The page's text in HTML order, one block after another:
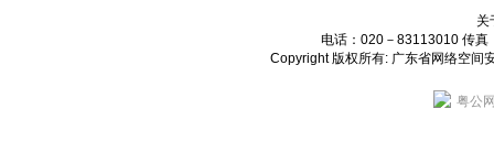
关
电话：020－83113010 传
Copyright 版权所有: 广东省网络空
粤公